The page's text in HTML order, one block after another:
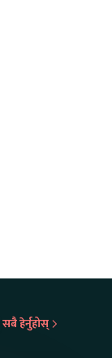
सबै हेर्नुहोस्